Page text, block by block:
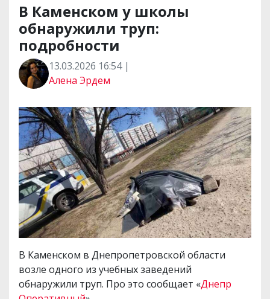
В Каменском у школы
обнаружили труп:
подробности
13.03.2026 16:54 |
Алена Эрдем
В Каменском в Днепропетровской области
возле одного из учебных заведений
обнаружили труп. Про это сообщает «Днепр